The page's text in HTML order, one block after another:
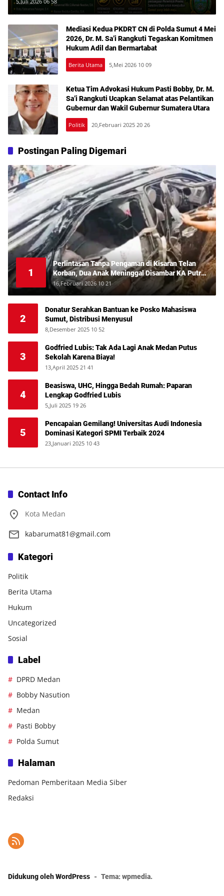
Memimpin
Mediasi Kedua PKDRT CN di Polda Sumut 4 Mei
2026, Dr. M. Sa’i Rangkuti Tegaskan Komitmen
Hukum Adil dan Bermartabat
Berita Utama 5,Mei 2026 10 09
Ketua Tim Advokasi Hukum Pasti Bobby, Dr. M.
Sa’i Rangkuti Ucapkan Selamat atas Pelantikan
Gubernur dan Wakil Gubernur Sumatera Utara
Politik 20,Februari 2025 20 26
Postingan Paling Digemari
1
Perlintasan Tanpa Pengaman di Kisaran Telan
Korban, Dua Anak Meninggal Disambar KA Putri
Deli
16,Februari 2026 10 21
2
Donatur Serahkan Bantuan ke Posko Mahasiswa
Sumut, Distribusi Menyusul
8,Desember 2025 10 52
3
Godfried Lubis: Tak Ada Lagi Anak Medan Putus
Sekolah Karena Biaya!
13,April 2025 21 41
4
Beasiswa, UHC, Hingga Bedah Rumah: Paparan
Lengkap Godfried Lubis
5,Juli 2025 19 26
5
Pencapaian Gemilang! Universitas Audi Indonesia
Dominasi Kategori SPMI Terbaik 2024
23,Januari 2025 10 43
Contact Info
Kota Medan
kabarumat81@gmail.com
Kategori
Politik
Berita Utama
Hukum
Uncategorized
Sosial
Label
DPRD Medan
Bobby Nasution
Medan
Pasti Bobby
Polda Sumut
Halaman
Pedoman Pemberitaan Media Siber
Redaksi
Didukung oleh WordPress - Tema: wpmedia.